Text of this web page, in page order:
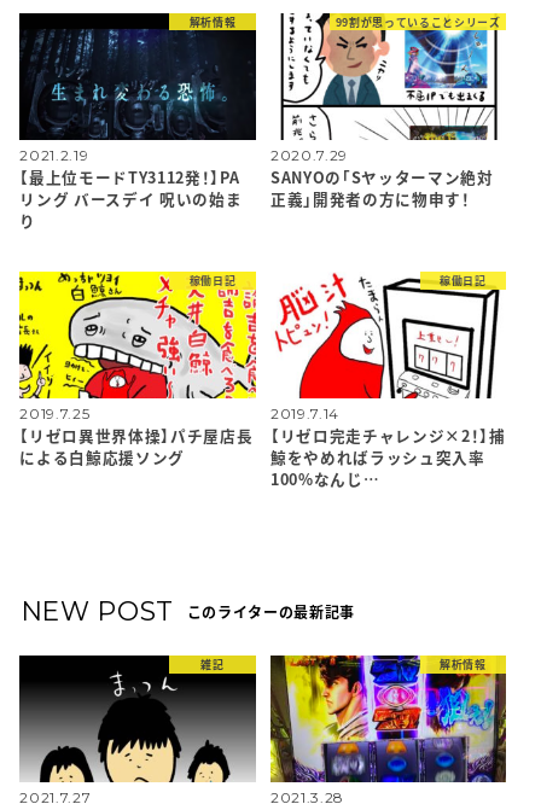
解析情報
2021.2.19
【最上位モードTY3112発！】PA
リング バースデイ 呪いの始ま
り
99割が思っていることシリーズ
2020.7.29
SANYOの「Sヤッターマン絶対
正義」開発者の方に物申す！
稼働日記
2019.7.25
【リゼロ異世界体操】パチ屋店長
による白鯨応援ソング
稼働日記
2019.7.14
【リゼロ完走チャレンジ×2！】捕
鯨をやめればラッシュ突入率
100%なんじ…
NEW POST このライターの最新記事
雑記
2021.7.27
解析情報
2021.3.28